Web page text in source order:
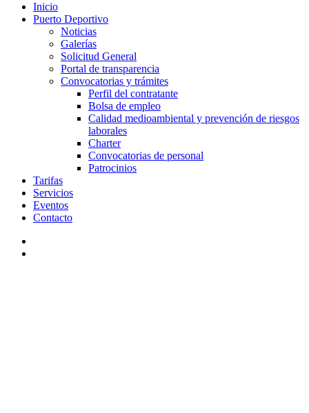
Inicio
Puerto Deportivo
Noticias
Galerías
Solicitud General
Portal de transparencia
Convocatorias y trámites
Perfil del contratante
Bolsa de empleo
Calidad medioambiental y prevención de riesgos
laborales
Charter
Convocatorias de personal
Patrocinios
Tarifas
Servicios
Eventos
Contacto